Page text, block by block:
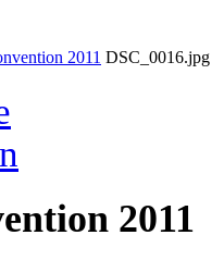
2011 DSC_0016.jpg
2011